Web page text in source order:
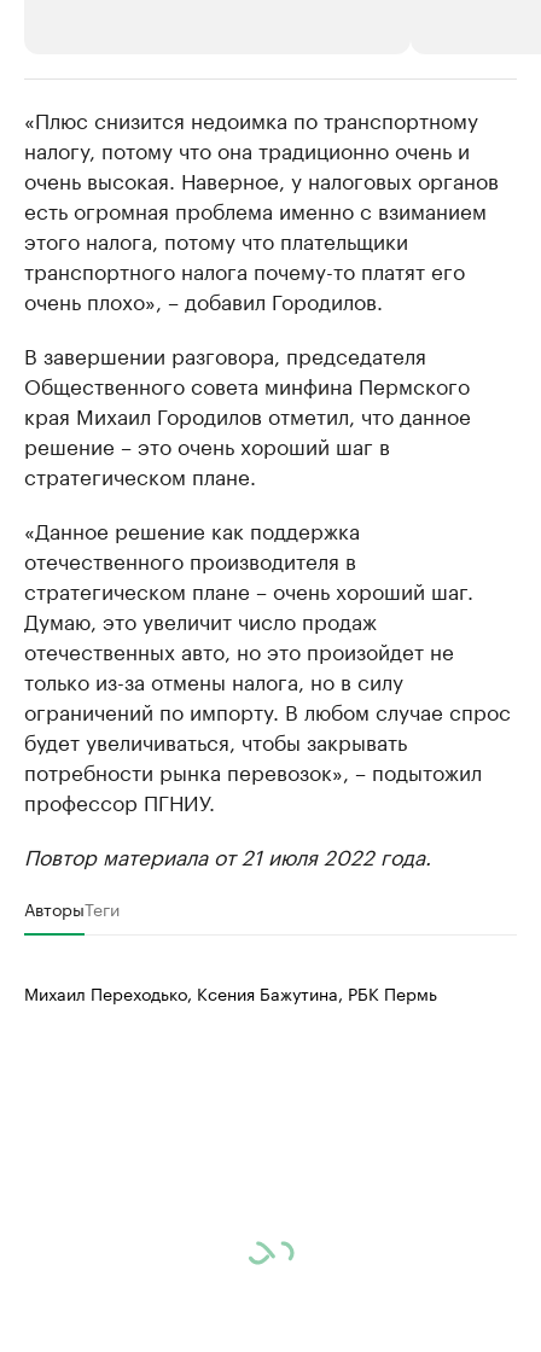
Крупнейшие производители и
продавцы медийной продукции
Ознакомьтесь с информацией в каталоге
Страховые
Посмотрите в
«Плюс снизится недоимка по транспортному
налогу, потому что она традиционно очень и
очень высокая. Наверное, у налоговых органов
есть огромная проблема именно с взиманием
этого налога, потому что плательщики
транспортного налога почему-то платят его
очень плохо», – добавил Городилов.
В завершении разговора, председателя
Общественного совета минфина Пермского
края Михаил Городилов отметил, что данное
решение – это очень хороший шаг в
стратегическом плане.
«Данное решение как поддержка
отечественного производителя в
стратегическом плане – очень хороший шаг.
Думаю, это увеличит число продаж
отечественных авто, но это произойдет не
только из-за отмены налога, но в силу
ограничений по импорту. В любом случае спрос
будет увеличиваться, чтобы закрывать
потребности рынка перевозок», – подытожил
профессор ПГНИУ.
Повтор материала от 21 июля 2022 года.
АвторыТеги
Михаил Переходько, Ксения Бажутина, РБК Пермь